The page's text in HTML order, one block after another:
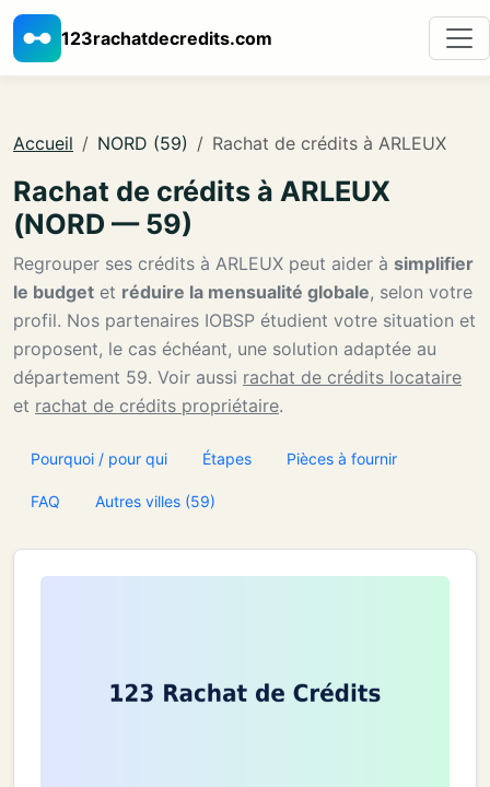
123rachatdecredits.com
Accueil NORD (59) Rachat de crédits à ARLEUX
Rachat de crédits à ARLEUX
(NORD — 59)
Regrouper ses crédits à ARLEUX peut aider à simplifier
le budget et réduire la mensualité globale, selon votre
profil. Nos partenaires IOBSP étudient votre situation et
proposent, le cas échéant, une solution adaptée au
département 59. Voir aussi rachat de crédits locataire
et rachat de crédits propriétaire.
Pourquoi / pour qui Étapes Pièces à fournir
FAQ Autres villes (59)